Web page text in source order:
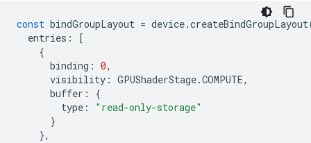
const bindGroupLayout = device.createBindGroupLayout
entries :
[
{
binding : 0,
visibility : GPUShaderStage.COMPUTE,
buffer :
{
type :
"read-only-storage"
}
},